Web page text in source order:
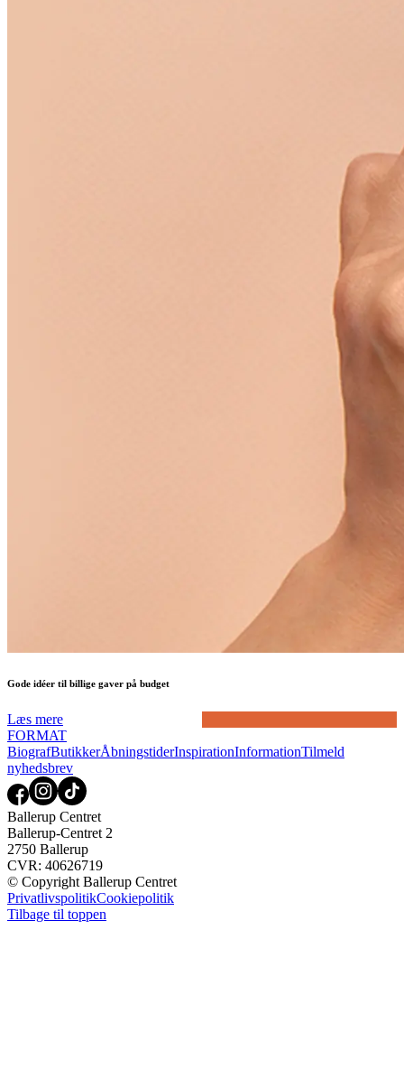
Gode idéer til billige gaver på budget
Læs mere
FORMAT
BiografButikkerÅbningstiderInspirationInformationTilmeld
nyhedsbrev
Ballerup Centret
Ballerup-Centret 2
2750 Ballerup
CVR: 40626719
© Copyright Ballerup Centret
PrivatlivspolitikCookiepolitik
Tilbage til toppen